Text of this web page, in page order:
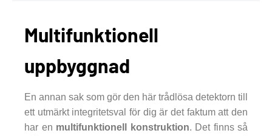
Multifunktionell
uppbyggnad
En annan sak som gör den här trådlösa detektorn till
ett utmärkt integritetsval för dig är det faktum att den
har en multifunktionell konstruktion. Det finns så